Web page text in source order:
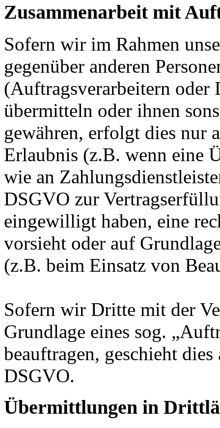
Zusammenarbeit mit
Sofern wir im Rahmen
gegenüber anderen
(Auftragsverarbeitern oder
übermitteln oder ihnen
gewähren, erfolgt dies nur
Erlaubnis (z.B. wenn eine
wie an
DSGVO zur
eingewilligt haben, eine
vorsieht oder auf
(z.B. beim Einsatz von
Sofern wir Dritte mit der
Grundlage eines sog.
beauftragen, geschieht
DSGVO.
Übermittlungen in